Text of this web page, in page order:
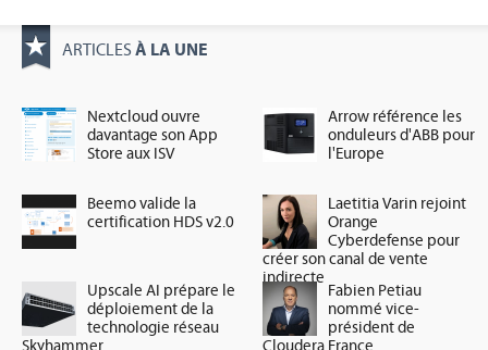
ARTICLES À LA UNE
Nextcloud ouvre
davantage son App
Store aux ISV
Arrow référence les
onduleurs d'ABB pour
l'Europe
Beemo valide la
certification HDS v2.0
Laetitia Varin rejoint
Orange
Cyberdefense pour
créer son canal de vente
indirecte
Upscale AI prépare le
déploiement de la
technologie réseau
Skyhammer
Fabien Petiau
nommé vice-
président de
Cloudera France